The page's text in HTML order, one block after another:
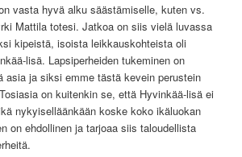
vasta hyvä alku säästämiselle, kuten vs.
Mattila totesi. Jatkoa on siis vielä luvassa
kipeistä, isoista leikkauskohteista oli
lisä. Lapsiperheiden tukeminen on
asia ja siksi emme tästä kevein perustein
on kuitenkin se, että Hyvinkää-lisä ei
nykyiselläänkään koske koko ikäluokan
on ehdollinen ja tarjoaa siis taloudellista